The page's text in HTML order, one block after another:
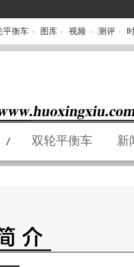
平衡车 - 图库 - 视频 - 测评 -
双轮平衡车 新